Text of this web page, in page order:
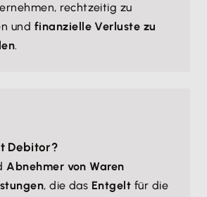
rechtzeitig zu
und finanzielle Verluste zu
.
Debitor?
Abnehmer von Waren
, die das Entgelt für die